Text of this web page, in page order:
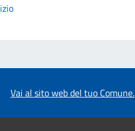
Vai al sito web del tuo Comune.